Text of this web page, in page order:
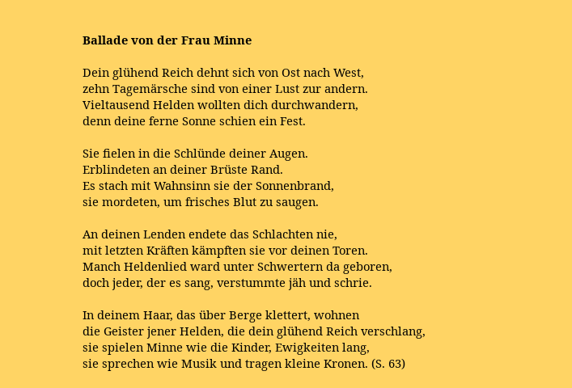
Ballade von der Frau Minne
Dein glühend Reich dehnt sich von Ost nach West,
zehn Tagemärsche sind von einer Lust zur andern.
Vieltausend Helden wollten dich durchwandern,
denn deine ferne Sonne schien ein Fest.
Sie fielen in die Schlünde deiner Augen.
Erblindeten an deiner Brüste Rand.
Es stach mit Wahnsinn sie der Sonnenbrand,
sie mordeten, um frisches Blut zu saugen.
An deinen Lenden endete das Schlachten nie,
mit letzten Kräften kämpften sie vor deinen Toren.
Manch Heldenlied ward unter Schwertern da geboren,
doch jeder, der es sang, verstummte jäh und schrie.
In deinem Haar, das über Berge klettert, wohnen
die Geister jener Helden, die dein glühend Reich verschlang,
sie spielen Minne wie die Kinder, Ewigkeiten lang,
sie sprechen wie Musik und tragen kleine Kronen. (S. 63)